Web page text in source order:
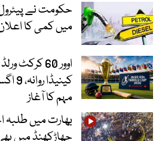
حکومت نے
میں کمی کا
اوور 60
مہم کا آغاز
بھارت میں طلبہ
جھاڑکھنڈ میں